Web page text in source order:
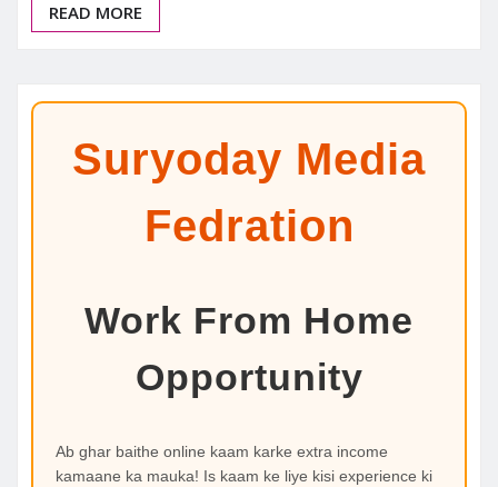
READ MORE
Suryoday Media
Fedration
Work From Home
Opportunity
Ab ghar baithe online kaam karke extra income
kamaane ka mauka! Is kaam ke liye kisi experience ki